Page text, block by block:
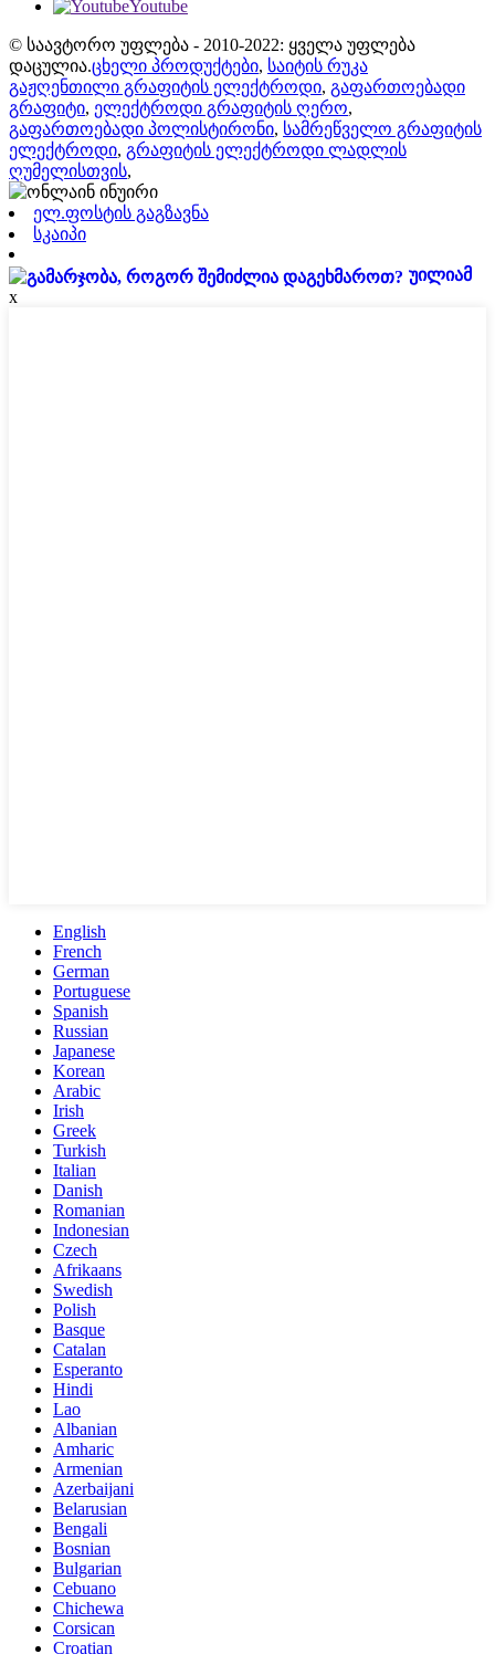
Youtube
© საავტორო უფლება - 2010-2022: ყველა უფლება
დაცულია.ცხელი პროდუქტები, საიტის რუკა
გაჟღენთილი გრაფიტის ელექტროდი, გაფართოებადი
გრაფიტი, ელექტროდი გრაფიტის ღერო,
გაფართოებადი პოლისტირონი, სამრეწველო გრაფიტის
ელექტროდი, გრაფიტის ელექტროდი ლადლის
ღუმელისთვის,
ელ.ფოსტის გაგზავნა
სკაიპი
უილიამ
x
English
French
German
Portuguese
Spanish
Russian
Japanese
Korean
Arabic
Irish
Greek
Turkish
Italian
Danish
Romanian
Indonesian
Czech
Afrikaans
Swedish
Polish
Basque
Catalan
Esperanto
Hindi
Lao
Albanian
Amharic
Armenian
Azerbaijani
Belarusian
Bengali
Bosnian
Bulgarian
Cebuano
Chichewa
Corsican
Croatian